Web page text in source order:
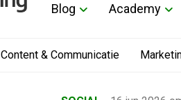
Blog Academy
Content & Communicatie